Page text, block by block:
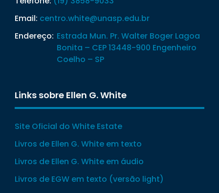
Email: centro.white@unasp.edu.br
Endereço: Estrada Mun. Pr. Walter Boger Lagoa
Bonita – CEP 13448-900 Engenheiro
Coelho – SP
Links sobre Ellen G. White
Site Oficial do White Estate
Livros de Ellen G. White em texto
Livros de Ellen G. White em áudio
Livros de EGW em texto (versão light)